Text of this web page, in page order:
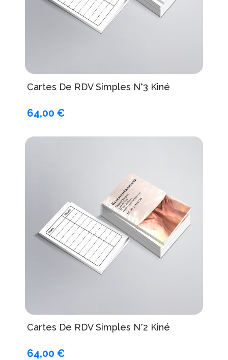
Cartes De RDV Simples N°3 Kiné
64,00 €
Cartes De RDV Simples N°2 Kiné
64,00 €